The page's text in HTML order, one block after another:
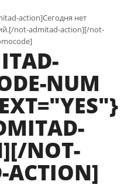
action]Сегодня нет
not-admitad-action][/not-
NUM
NOT-
ACTION]